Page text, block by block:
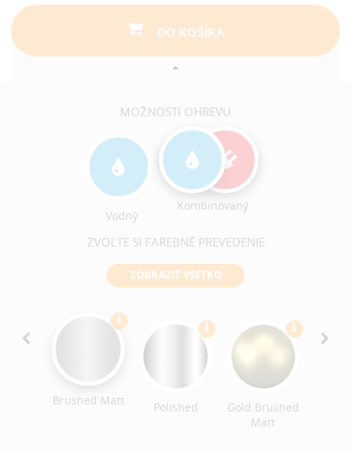
DO KOŠÍKA
MOŽNOSTI OHREVU
Vodný
Kombinovaný
ZVOĽTE SI FAREBNÉ PREVEDENIE
ZOBRAZIŤ VŠETKO
Brushed Matt Polished
Gold Brushed
Matt